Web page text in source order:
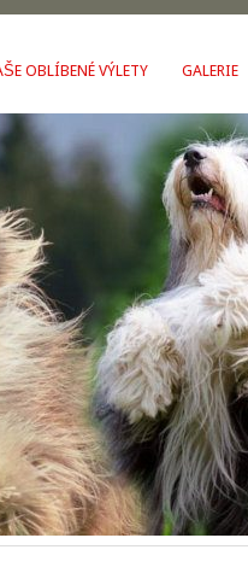
OBLÍBENÉ VÝLETY GALERIE